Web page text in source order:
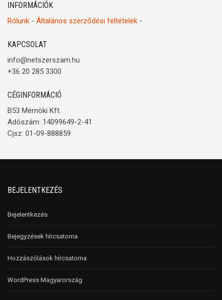
INFORMÁCIÓK
Rólunk - Általános szerződési feltételek -
KAPCSOLAT
info@netszerszam.hu
+36 20 285 3300
CÉGINFORMÁCIÓ
B53 Mérnöki Kft.
Adószám: 14099649-2-41
Cjsz: 01-09-888859
BEJELENTKEZÉS
Bejelentkezés
Bejegyzések hírcsatorna
Hozzászólások hírcsatorna
WordPress Magyarország